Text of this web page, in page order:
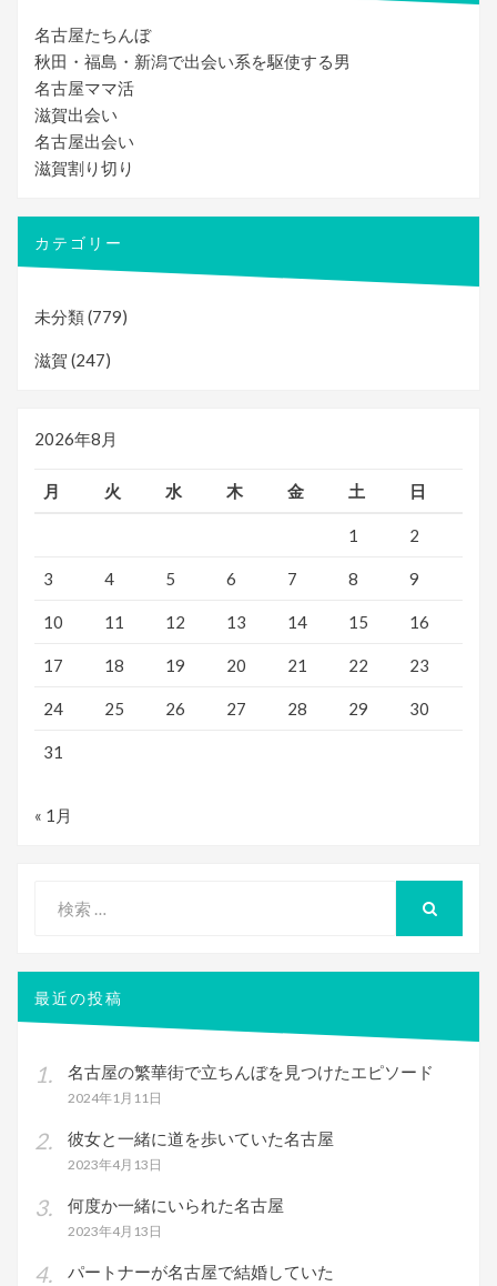
ン
名古屋たちんぼ
秋田・福島・新潟で出会い系を駆使する男
名古屋ママ活
滋賀出会い
名古屋出会い
滋賀割り切り
カテゴリー
未分類(779)
滋賀 (247)
2026年8月
月 火 水 木 金 土 日
1 2
3 4 5 6 7 8 9
10 11 12 13 14 15 16
17 18 19 20 21 22 23
24 25 26 27 28 29 30
31
« 1月
象:
最近の投稿
名古屋の繁華街で立ちんぼを見つけたエピソード
2024年1月11日
彼女と一緒に道を歩いていた名古屋
2023年4月13日
何度か一緒にいられた名古屋
2023年4月13日
パートナーが名古屋で結婚していた